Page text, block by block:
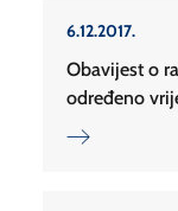
6.12.2017.
Obavijest o
određeno